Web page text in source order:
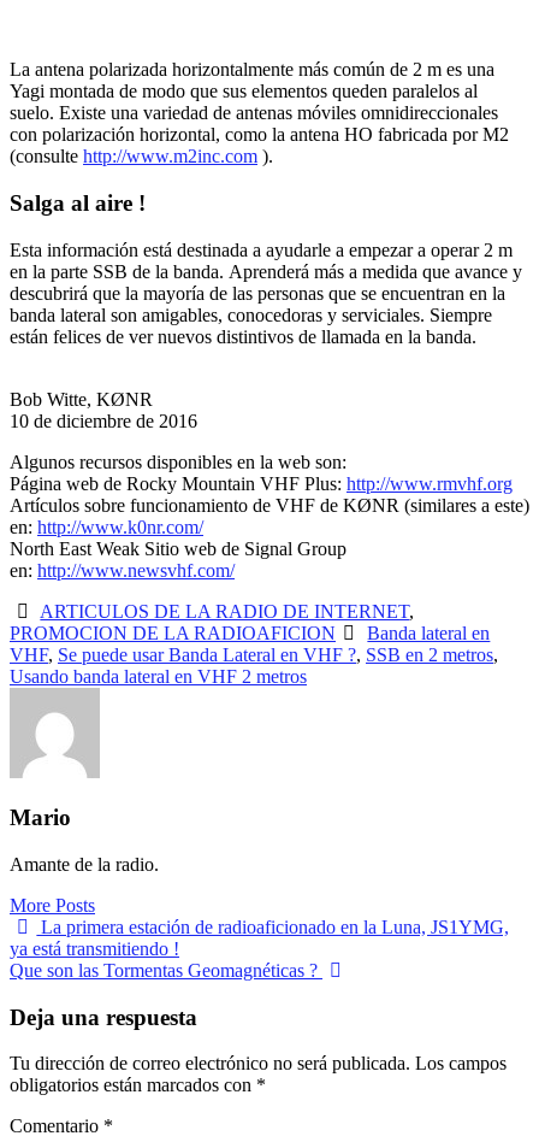
La antena polarizada horizontalmente más común de 2 m es una
Yagi montada de modo que sus elementos queden paralelos al
suelo. Existe una variedad de antenas móviles omnidireccionales
con polarización horizontal, como la antena HO fabricada por M2
(consulte http://www.m2inc.com ).
Salga al aire !
Esta información está destinada a ayudarle a empezar a operar 2 m
en la parte SSB de la banda. Aprenderá más a medida que avance y
descubrirá que la mayoría de las personas que se encuentran en la
banda lateral son amigables, conocedoras y serviciales. Siempre
están felices de ver nuevos distintivos de llamada en la banda.
Bob Witte, KØNR
10 de diciembre de 2016
Algunos recursos disponibles en la web son:
Página web de Rocky Mountain VHF Plus: http://www.rmvhf.org
Artículos sobre funcionamiento de VHF de KØNR (similares a este)
en: http://www.k0nr.com/
North East Weak Sitio web de Signal Group
en: http://www.newsvhf.com/
ARTICULOS DE LA RADIO DE INTERNET,
PROMOCION DE LA RADIOAFICION
Banda lateral en
VHF, Se puede usar Banda Lateral en VHF ?, SSB en 2 metros,
Usando banda lateral en VHF 2 metros
Mario
Amante de la radio.
More Posts
Navegación
de
La primera estación de radioaficionado en la Luna, JS1YMG,
ya está transmitiendo !
Que son las Tormentas Geomagnéticas ?
Deja una respuesta
Tu dirección de correo electrónico no será publicada. Los campos
obligatorios están marcados con *
Comentario *